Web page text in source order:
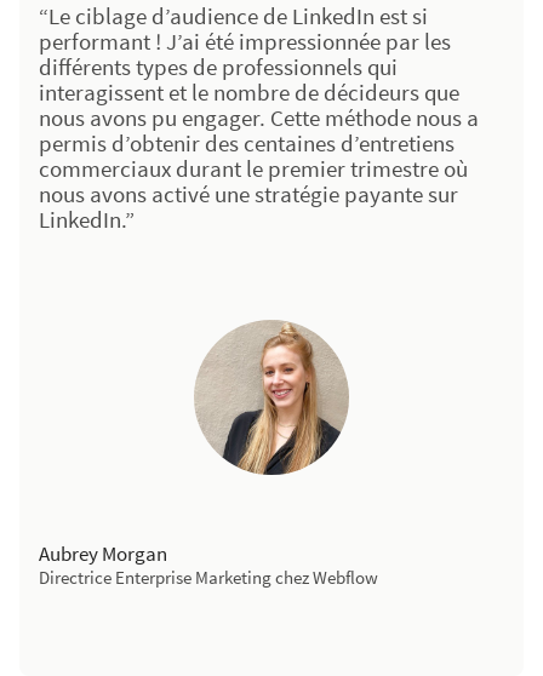
“Le ciblage d’audience de LinkedIn est si
performant ! J’ai été impressionnée par les
différents types de professionnels qui
interagissent et le nombre de décideurs que
nous avons pu engager. Cette méthode nous a
permis d’obtenir des centaines d’entretiens
commerciaux durant le premier trimestre où
nous avons activé une stratégie payante sur
LinkedIn.”
Aubrey Morgan
Directrice Enterprise Marketing chez Webflow